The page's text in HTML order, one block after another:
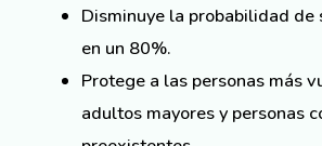
Disminuye la probabilidad de
en un 80%.
Protege a las personas más
adultos mayores y personas